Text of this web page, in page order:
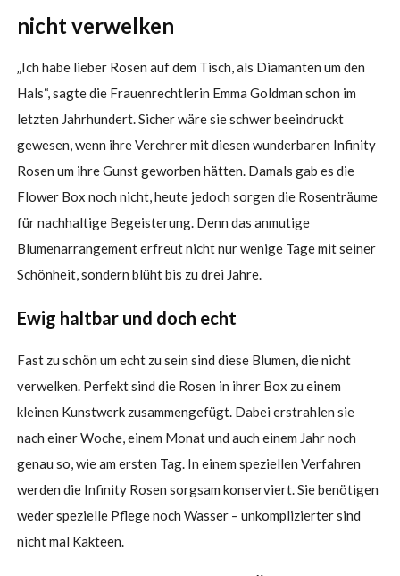
nicht verwelken
„Ich habe lieber Rosen auf dem Tisch, als Diamanten um den
Hals“, sagte die Frauenrechtlerin Emma Goldman schon im
letzten Jahrhundert. Sicher wäre sie schwer beeindruckt
gewesen, wenn ihre Verehrer mit diesen wunderbaren Infinity
Rosen um ihre Gunst geworben hätten. Damals gab es die
Flower Box noch nicht, heute jedoch sorgen die Rosenträume
für nachhaltige Begeisterung. Denn das anmutige
Blumenarrangement erfreut nicht nur wenige Tage mit seiner
Schönheit, sondern blüht bis zu drei Jahre.
Ewig haltbar und doch echt
Fast zu schön um echt zu sein sind diese Blumen, die nicht
verwelken. Perfekt sind die Rosen in ihrer Box zu einem
kleinen Kunstwerk zusammengefügt. Dabei erstrahlen sie
nach einer Woche, einem Monat und auch einem Jahr noch
genau so, wie am ersten Tag. In einem speziellen Verfahren
werden die Infinity Rosen sorgsam konserviert. Sie benötigen
weder spezielle Pflege noch Wasser – unkomplizierter sind
nicht mal Kakteen.